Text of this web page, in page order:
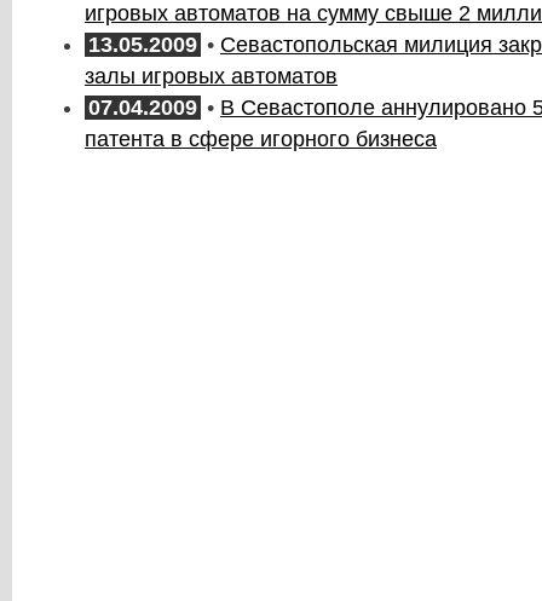
игровых автоматов на сумму свыше 2
13.05.2009 • Севастопольская милиция
залы игровых автоматов
07.04.2009 • В Севастополе аннулировано
патента в сфере игорного бизнеса